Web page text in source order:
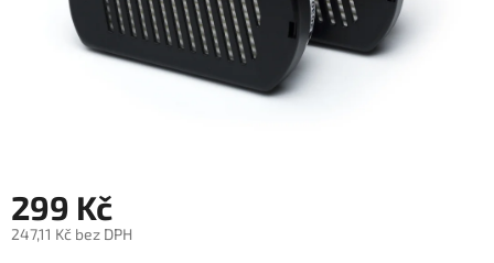
299 Kč
247,11 Kč bez DPH